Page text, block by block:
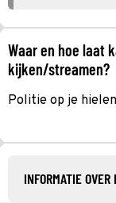
Waar en hoe laat
kijken/streamen?
Politie op je hielen
INFORMATIE